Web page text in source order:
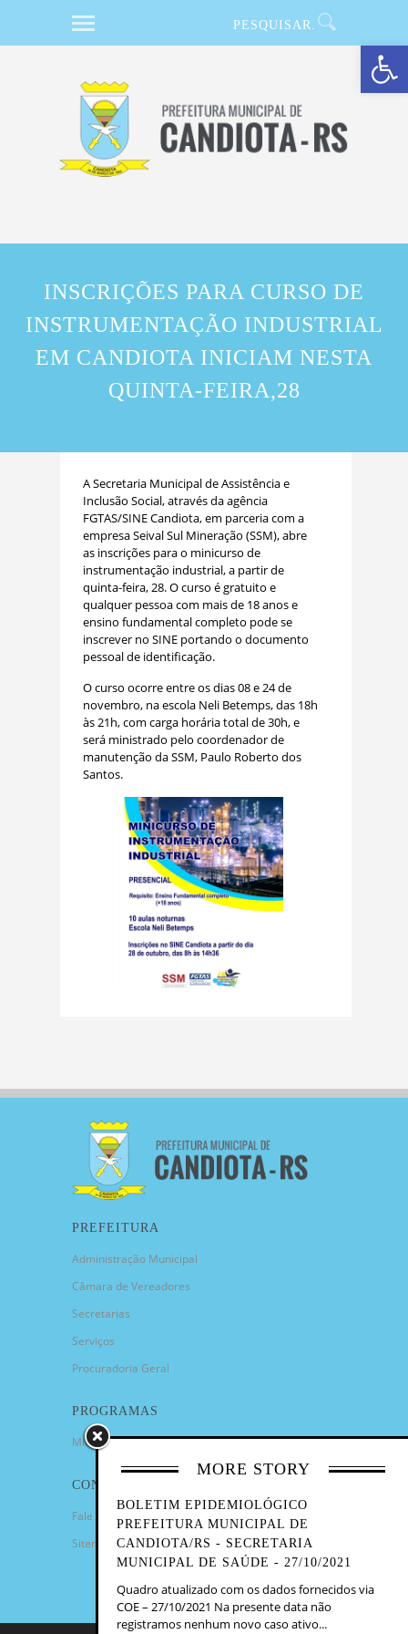
Barra de Ferramentas Aberta
INSCRIÇÕES PARA CURSO DE
INSTRUMENTAÇÃO INDUSTRIAL
EM CANDIOTA INICIAM NESTA
QUINTA-FEIRA,28
A Secretaria Municipal de Assistência e
Inclusão Social, através da agência
FGTAS/SINE Candiota, em parceria com a
empresa Seival Sul Mineração (SSM), abre
as inscrições para o minicurso de
instrumentação industrial, a partir de
quinta-feira, 28. O curso é gratuito e
qualquer pessoa com mais de 18 anos e
ensino fundamental completo pode se
inscrever no SINE portando o documento
pessoal de identificação.
O curso ocorre entre os dias 08 e 24 de
novembro, na escola Neli Betemps, das 18h
às 21h, com carga horária total de 30h, e
será ministrado pelo coordenador de
manutenção da SSM, Paulo Roberto dos
Santos.
MORE STORY
BOLETIM EPIDEMIOLÓGICO
PREFEITURA MUNICIPAL DE
CANDIOTA/RS - SECRETARIA
MUNICIPAL DE SAÚDE - 27/10/2021
Quadro atualizado com os dados fornecidos via
COE – 27/10/2021 Na presente data não
registramos nenhum novo caso ativo...
PREFEITURA
Administração Municipal
Câmara de Vereadores
Secretarias
Serviços
Procuradoria Geral
PROGRAMAS
Minha Casa Minha Vida
CONTATO
Fale Conosco
Sitemap